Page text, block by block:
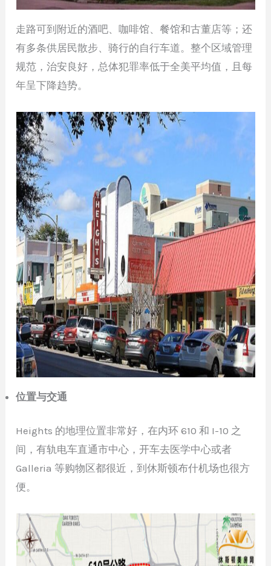
走路可到附近的酒吧、咖啡馆、餐馆和古董店等；还
有多条供居民散步、骑行的自行车道。整个区域管理
规范，治安良好，总体犯罪率低于全美平均值，且每
年呈下降趋势。
位置与交通
Heights 的地理位置非常好，在内环 610 和 I-10 之
间，有轨电车直通市中心，开车去医学中心或者
Galleria 等购物区都很近，到休斯顿布什机场也很方
便。